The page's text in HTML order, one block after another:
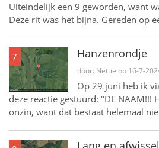
Uiteindelijk een 9 geworden, want
Deze rit was het bijna. Gereden op
7 Hanzenrondje
door: Nettie op 16-7-
Op 29 juni heb ik
deze reactie gestuurd: "DE NAAM!!!
onzin, want dat bestaat helemaal